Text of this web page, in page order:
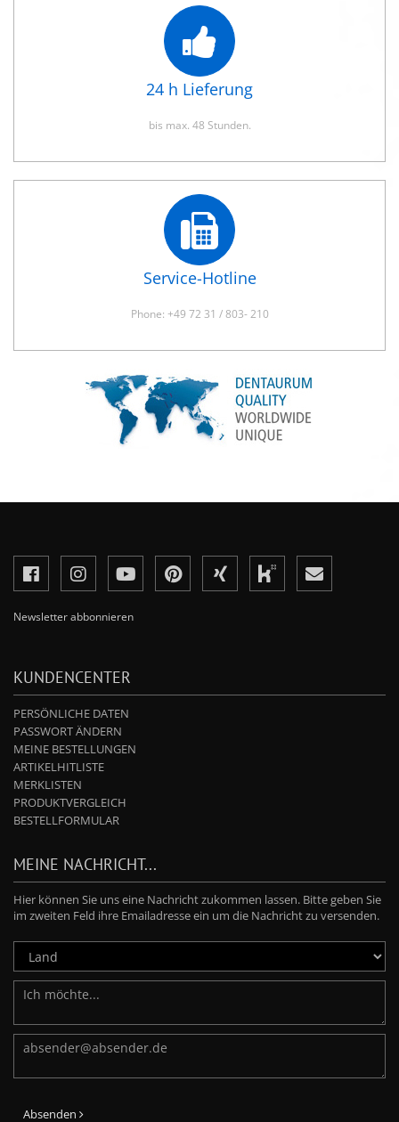
24 h Lieferung
bis max. 48 Stunden.
Service-Hotline
Phone: +49 72 31 / 803- 210
Newsletter abbonnieren
KUNDENCENTER
PERSÖNLICHE DATEN
PASSWORT ÄNDERN
MEINE BESTELLUNGEN
ARTIKELHITLISTE
MERKLISTEN
PRODUKTVERGLEICH
BESTELLFORMULAR
MEINE NACHRICHT...
Hier können Sie uns eine Nachricht zukommen lassen. Bitte geben Sie
im zweiten Feld ihre Emailadresse ein um die Nachricht zu versenden.
Absenden